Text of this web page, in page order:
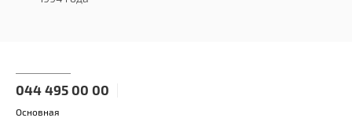
044 495 00 00
Основная